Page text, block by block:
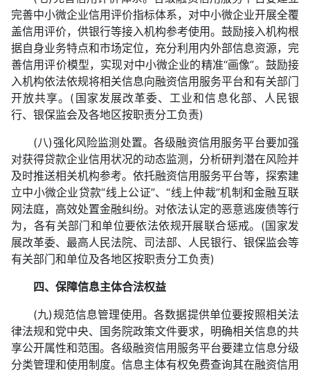
完善中小微企业信用评价指标体系，对中小微企业开展全覆
盖信用评价，供银行等接入机构参考使用。鼓励接入机构根
据自身业务特点和市场定位，充分利用内外部信息资源，完
善信用评价模型，实现对中小微企业的精准“画像”。鼓励接
入机构依法依规将相关信息向融资信用服务平台和有关部门
开放共享。(国家发展改革委、工业和信息化部、人民银
行、银保监会及各地区按职责分工负责)
(八)强化风险监测处置。各级融资信用服务平台要加强
对获得贷款企业信用状况的动态监测，分析研判潜在风险并
及时推送相关机构参考。依托融资信用服务平台等，探索建
立中小微企业贷款“线上公证”、“线上仲裁”机制和金融互联
网法庭，高效处置金融纠纷。对依法认定的恶意逃废债等行
为，各有关部门和单位要依法依规开展联合惩戒。(国家发
展改革委、最高人民法院、司法部、人民银行、银保监会等
有关部门和单位及各地区按职责分工负责)
四、保障信息主体合法权益
(九)规范信息管理使用。各数据提供单位要按照相关法
律法规和党中央、国务院政策文件要求，明确相关信息的共
享公开属性和范围。各级融资信用服务平台要建立信息分级
分类管理和使用制度。信息主体有权免费查询其在融资信用